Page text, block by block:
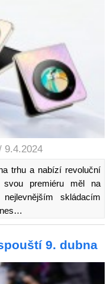
9.4.2024
trhu a nabízí revoluční
svou premiéru měl na
skládacím
9. dubna